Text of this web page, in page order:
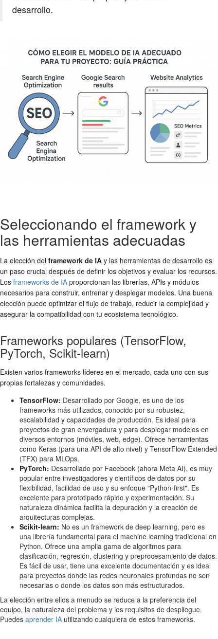
desarrollo.
Seleccionando el framework y
las herramientas adecuadas
La elección del framework de IA y las herramientas de desarrollo es
un paso crucial después de definir los objetivos y evaluar los recursos.
Los frameworks de IA proporcionan las librerías, APIs y módulos
necesarios para construir, entrenar y desplegar modelos. Una buena
elección puede optimizar el flujo de trabajo, reducir la complejidad y
asegurar la compatibilidad con tu ecosistema tecnológico.
Frameworks populares (TensorFlow,
PyTorch, Scikit-learn)
Existen varios frameworks líderes en el mercado, cada uno con sus
propias fortalezas y comunidades.
TensorFlow: Desarrollado por Google, es uno de los
frameworks más utilizados, conocido por su robustez,
escalabilidad y capacidades de producción. Es ideal para
proyectos de gran envergadura y para desplegar modelos en
diversos entornos (móviles, web, edge). Ofrece herramientas
como Keras (para una API de alto nivel) y TensorFlow Extended
(TFX) para MLOps.
PyTorch: Desarrollado por Facebook (ahora Meta AI), es muy
popular entre investigadores y científicos de datos por su
flexibilidad, facilidad de uso y su enfoque "Python-first". Es
excelente para prototipado rápido y experimentación. Su
naturaleza dinámica facilita la depuración y la creación de
arquitecturas complejas.
Scikit-learn: No es un framework de deep learning, pero es
una librería fundamental para el machine learning tradicional en
Python. Ofrece una amplia gama de algoritmos para
clasificación, regresión, clustering y preprocesamiento de datos.
Es fácil de usar, tiene una excelente documentación y es ideal
para proyectos donde las redes neuronales profundas no son
necesarias o donde los datos son más estructurados.
La elección entre ellos a menudo se reduce a la preferencia del
equipo, la naturaleza del problema y los requisitos de despliegue.
Puedes aprender IA utilizando cualquiera de estos frameworks.